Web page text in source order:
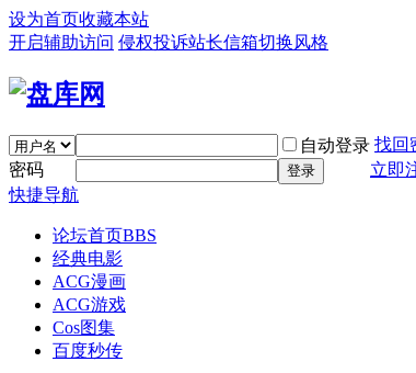
设为首页收藏本站
开启辅助访问 侵权投诉站长信箱切换风格
自动登录 找回
密码
登录
立即
快捷导航
论坛首页BBS
经典电影
ACG漫画
ACG游戏
Cos图集
百度秒传